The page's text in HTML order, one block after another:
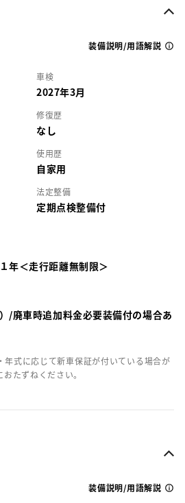
装備説明/用語解説
車検
2027年3月
修復歴
なし
使用歴
自家用
法定整備
定期点検整備付
年＜走行距離無制限＞
/廃車時追加料金必要装備付の場合あ
式に応じて新車保証が付いている場合が
たずねください。
装備説明/用語解説